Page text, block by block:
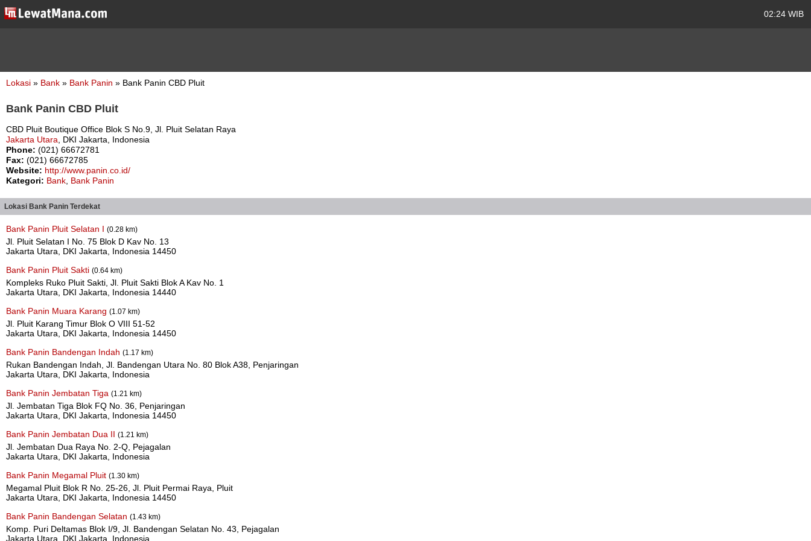
02:24 WIB
Lokasi » Bank » Bank Panin » Bank Panin CBD Pluit
Bank Panin CBD Pluit
CBD Pluit Boutique Office Blok S No.9, Jl. Pluit Selatan Raya
Jakarta Utara , DKI Jakarta, Indonesia
Phone: (021) 66672781
Fax: (021) 66672785
Website: http://www.panin.co.id/
Kategori: Bank Bank Panin
Lokasi Bank Panin Terdekat
Bank Panin Pluit Selatan I (0.28 km)
Jl. Pluit Selatan I No. 75 Blok D Kav No. 13
Jakarta Utara, DKI Jakarta, Indonesia 14450
Bank Panin Pluit Sakti (0.64 km)
Kompleks Ruko Pluit Sakti, Jl. Pluit Sakti Blok A Kav No. 1
Jakarta Utara, DKI Jakarta, Indonesia 14440
Bank Panin Muara Karang (1.07 km)
Jl. Pluit Karang Timur Blok O VIII 51-52
Jakarta Utara, DKI Jakarta, Indonesia 14450
Bank Panin Bandengan Indah (1.17 km)
Rukan Bandengan Indah, Jl. Bandengan Utara No. 80 Blok A38, Penjaringan
Jakarta Utara, DKI Jakarta, Indonesia
Bank Panin Jembatan Tiga (1.21 km)
Jl. Jembatan Tiga Blok FQ No. 36, Penjaringan
Jakarta Utara, DKI Jakarta, Indonesia 14450
Bank Panin Jembatan Dua II (1.21 km)
Jl. Jembatan Dua Raya No. 2-Q, Pejagalan
Jakarta Utara, DKI Jakarta, Indonesia
Bank Panin Megamal Pluit (1.30 km)
Megamal Pluit Blok R No. 25-26, Jl. Pluit Permai Raya, Pluit
Jakarta Utara, DKI Jakarta, Indonesia 14450
Bank Panin Bandengan Selatan (1.43 km)
Komp. Puri Deltamas Blok I/9, Jl. Bandengan Selatan No. 43, Pejagalan
Jakarta Utara, DKI Jakarta, Indonesia